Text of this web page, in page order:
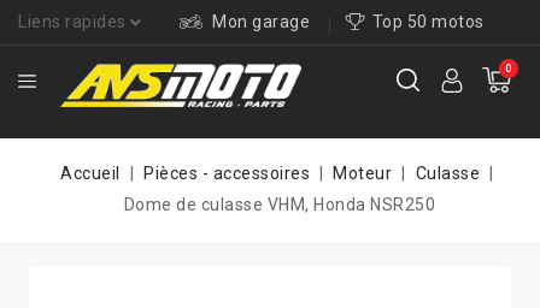
Liens rapides Mon garage Top 50 motos
0
Accueil Pièces - accessoires Moteur
Culasse
Dome de culasse VHM, Honda NSR250